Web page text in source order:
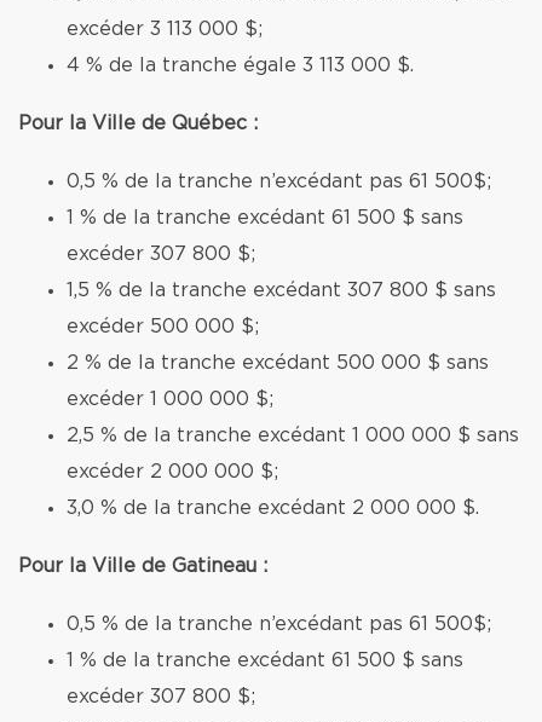
excéder 3 113 000 $;
4 % de la tranche égale 3 113 000 $.
Pour la Ville de Québec :
0,5 % de la tranche n’excédant pas 61 500$;
1 % de la tranche excédant 61 500 $ sans
excéder 307 800 $;
1,5 % de la tranche excédant 307 800 $ sans
excéder 500 000 $;
2 % de la tranche excédant 500 000 $ sans
excéder 1 000 000 $;
2,5 % de la tranche excédant 1 000 000 $ sans
excéder 2 000 000 $;
3,0 % de la tranche excédant 2 000 000 $.
Pour la Ville de Gatineau :
0,5 % de la tranche n’excédant pas 61 500$;
1 % de la tranche excédant 61 500 $ sans
excéder 307 800 $;